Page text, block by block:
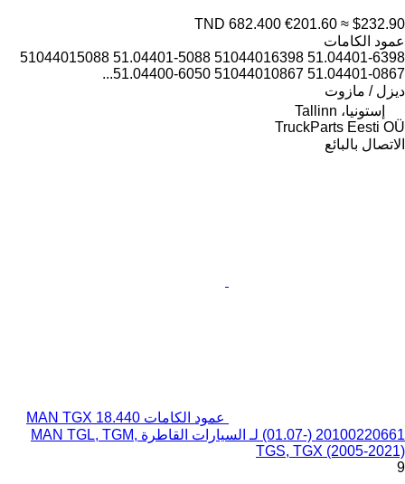
TND 682.400 €201.60 ≈ $232.90
عمود الكامات
51.04401-6398 51044016398 51.04401-5088 51044015088
51.04401-0867 51044010867 51.04400-6050...
ديزل / مازوت
إستونيا، Tallinn
TruckParts Eesti OÜ
الاتصال بالبائع
عمود الكامات MAN TGX 18.440
(01.07-) 20100220661 لـ السيارات القاطرة MAN TGL, TGM,
TGS, TGX (2005-2021)
9